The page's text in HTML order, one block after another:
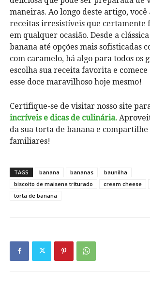
maneiras. Ao longo deste artigo,
receitas irresistíveis que certamente
em qualquer ocasião. Desde a
banana até opções mais sofisticadas
com caramelo, há algo para todos os
escolha sua receita favorita e
esse doce maravilhoso hoje mesmo!
Certifique-se de visitar nosso site
incríveis e dicas de culinária.
da sua torta de banana e compartilhe
familiares!
TAGS banana bananas
baunilha
biscoito de maisena triturado
cream cheese
torta de banana